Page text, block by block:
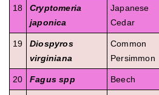
18
Cryptomeria
japonica
Japanese
Cedar
19
Diospyros
virginiana
Common
Persimmon
20 Fagus spp Beech